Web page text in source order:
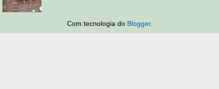
Com tecnologia do Blogger.